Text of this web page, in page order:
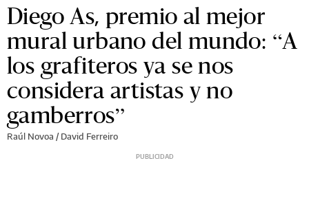
Diego As, premio al mejor
mural urbano del mundo: “A
los grafiteros ya se nos
considera artistas y no
gamberros”
Raúl Novoa / David Ferreiro